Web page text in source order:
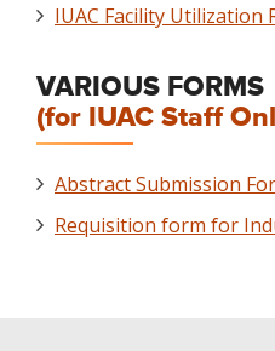
IUAC Facility Utilization
VARIOUS FORMS
(for IUAC Staff
Abstract Submission
Requisition form for